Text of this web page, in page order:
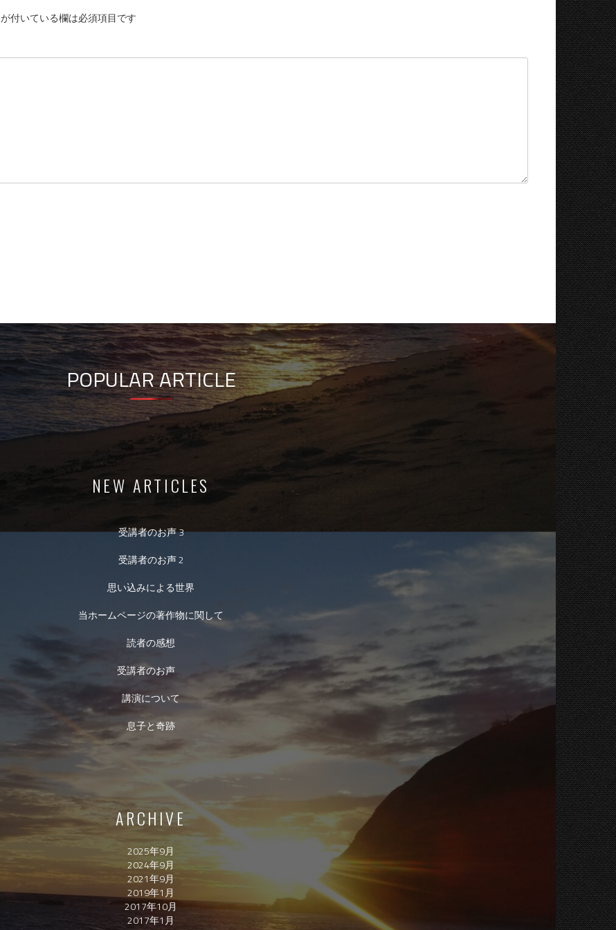
が付いている欄は必須項目です
POPULAR ARTICLE
NEW ARTICLES
受講者のお声 3
受講者のお声 2
思い込みによる世界
当ホームページの著作物に関して
読者の感想
受講者のお声
講演について
息子と奇跡
ARCHIVE
2025年9月
2024年9月
2021年9月
2019年1月
2017年10月
2017年1月